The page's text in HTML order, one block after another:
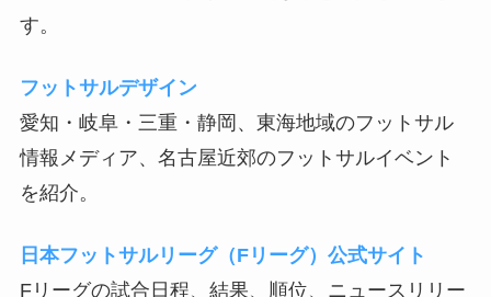
す。
フットサルデザイン
愛知・岐阜・三重・静岡、東海地域のフットサル
情報メディア、名古屋近郊のフットサルイベント
を紹介。
日本フットサルリーグ（Fリーグ）公式サイト
Fリーグの試合日程、結果、順位、ニュースリリー